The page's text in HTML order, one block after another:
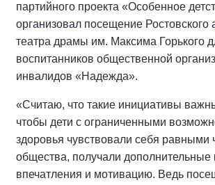
партийного проекта «Особенное
организовал посещение Ростовского
театра драмы им. Максима Горького
воспитанников общественной
инвалидов «Надежда».
«Считаю, что такие инициативы
чтобы дети с ограниченными
здоровья чувствовали себя равными
общества, получали
впечатления и мотивацию. Ведь